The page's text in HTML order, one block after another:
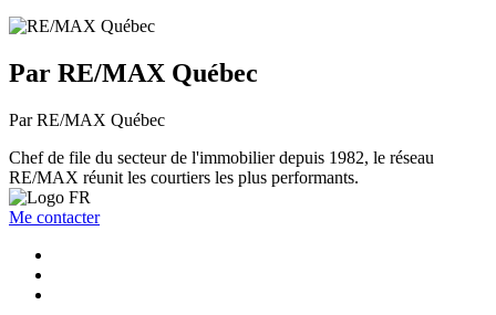
Par RE/MAX Québec
Par RE/MAX Québec
Chef de file du secteur de l'immobilier depuis 1982, le réseau
RE/MAX réunit les courtiers les plus performants.
Me contacter